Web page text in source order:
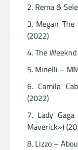
Rema &
Megan
(2022)
The
Minelli –
Camila
(2022)
Lady
Maverick»)
Lizzo –